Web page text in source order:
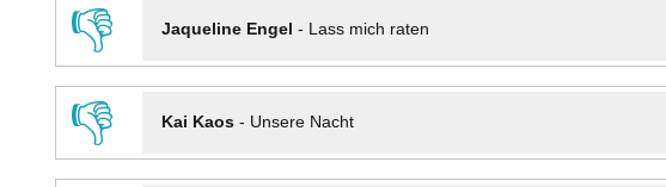
👎
Jaqueline Engel - Lass mich raten
👎
Kai Kaos- Unsere Nacht